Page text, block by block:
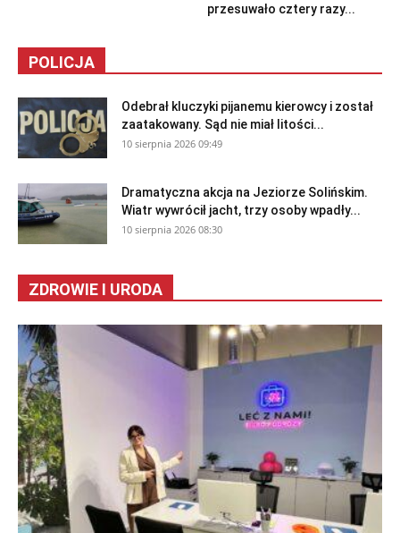
przesuwało cztery razy...
POLICJA
Odebrał kluczyki pijanemu kierowcy i został
zaatakowany. Sąd nie miał litości...
10 sierpnia 2026 09:49
Dramatyczna akcja na Jeziorze Solińskim.
Wiatr wywrócił jacht, trzy osoby wpadły...
10 sierpnia 2026 08:30
ZDROWIE I URODA